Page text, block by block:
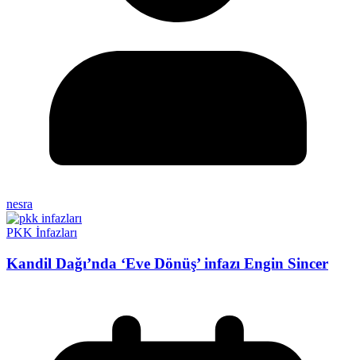
nesra
PKK İnfazları
Kandil Dağı’nda ‘Eve Dönüş’ infazı Engin Sincer